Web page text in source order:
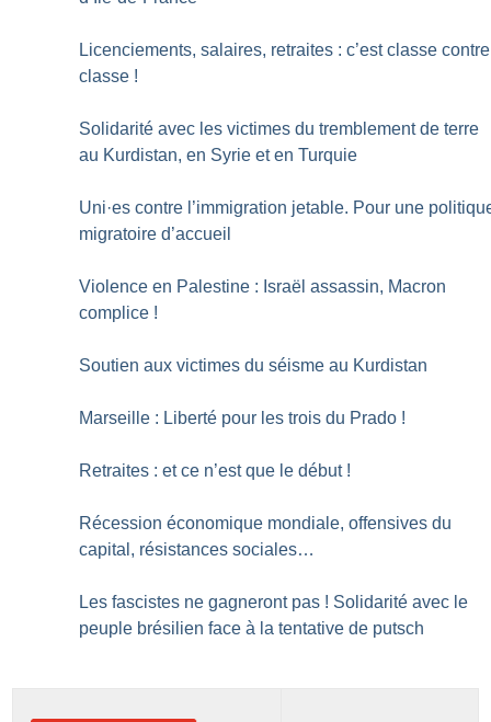
Licenciements, salaires, retraites : c’est classe contre
classe !
Solidarité avec les victimes du tremblement de terre
au Kurdistan, en Syrie et en Turquie
Uni·es contre l’immigration jetable. Pour une
migratoire d’accueil
Violence en Palestine : Israël assassin, Macron
complice !
Soutien aux victimes du séisme au Kurdistan
Marseille : Liberté pour les trois du Prado !
Retraites : et ce n’est que le début !
Récession économique mondiale, offensives du
capital, résistances sociales…
Les fascistes ne gagneront pas ! Solidarité avec le
peuple brésilien face à la tentative de putsch